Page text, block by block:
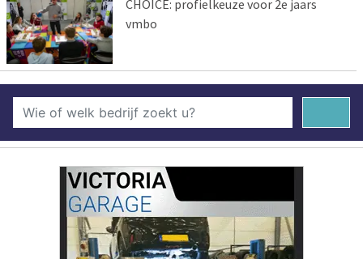
CHOICE: profielkeuze voor 2e jaars
vmbo